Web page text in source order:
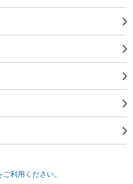
利用ください。